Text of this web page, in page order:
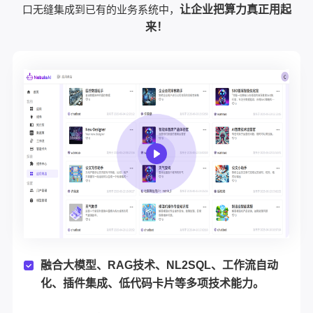
口无缝集成到已有的业务系统中， 让企业把算力真正用起
来！
融合大模型、RAG技术、NL2SQL、工作流自动
化、插件集成、低代码卡片等多项技术能力。